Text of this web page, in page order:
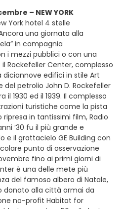
– NEW YORK
York hotel 4 stelle
una giornata alla
in compagnia
i mezzi pubblici o con una
Rockefeller Center, complesso
edifici in stile Art
petrolio John D. Rockefeller
1930 ed il 1939. Il complesso
turistiche come la pista
in tantissimi film, Radio
’30 fu il più grande e
e il grattacielo GE Building con
punto di osservazione
fino ai primi giorni di
è una delle mete più
del famoso albero di Natale,
donato alla città ormai da
no-profit Habitat for